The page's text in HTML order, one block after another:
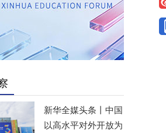
新华全媒头条丨 中国
以高水平对外开放为